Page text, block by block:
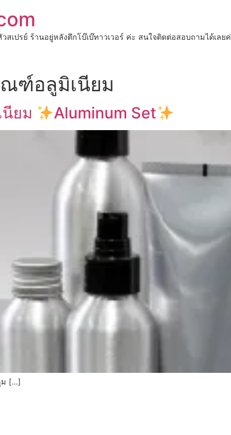
ปรย์ ร้านอยู่หลังตึกโบ๊เบ๊ทาวเวอร์ ค่ะ สนใจติดต่อสอบถามได้เลย
ฑ์อลูมิเนียม
ยม Aluminum Set
ม […]